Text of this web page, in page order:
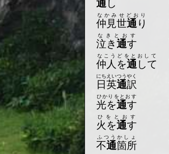
通 し
仲見世通 り
なかみせどおり
泣き通す
なきとおす
仲人を通 して
なこうどをとおして
日英通訳
にちえいつうやく
光を通す
ひかりをとおす
火を通す
ひをとおす
不通箇所
ふつうかしょ